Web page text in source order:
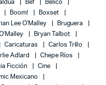
Bef
Bélico
Boom!
Boxset
Lee O'Malley
Bruguera
Bryan Talbot
Caricaturas
Carlos Trillo
Adlard
Chepe Ríos
Ficción
Cine
Mexicano